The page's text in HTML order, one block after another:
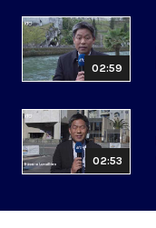
02:59
02:53